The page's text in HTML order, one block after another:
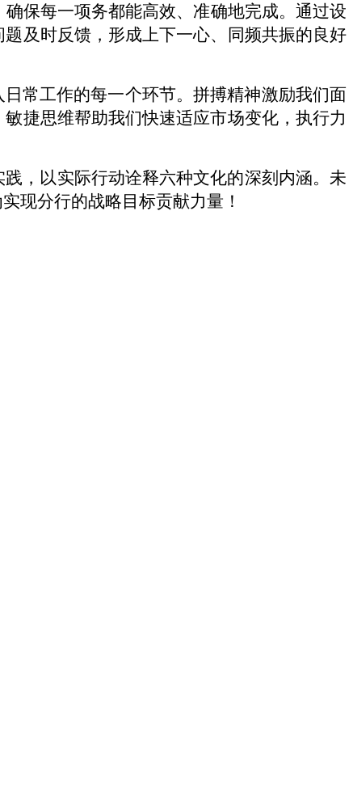
保每一项务都能高效、准确地完成。通过设
题及时反馈，形成上下一心、同频共振的良好
常工作的每一个环节。拼搏精神激励我们面
捷思维帮助我们快速适应市场变化，执行力
，以实际行动诠释六种文化的深刻内涵。未
现分行的战略目标贡献力量！